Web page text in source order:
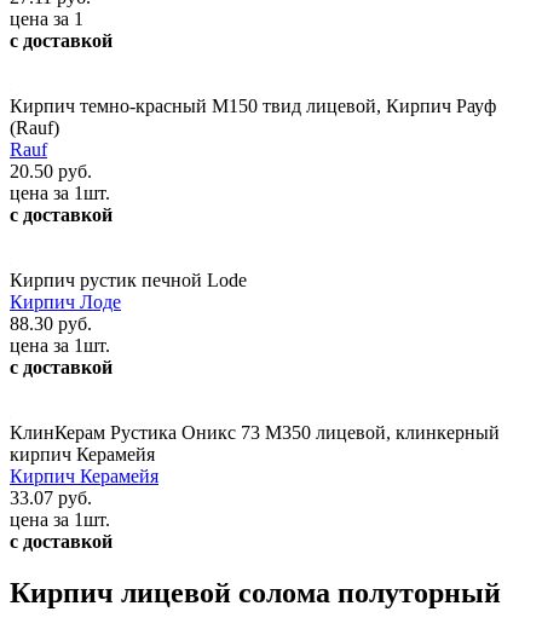
цена за 1
с доставкой
Кирпич темно-красный М150 твид лицевой, Кирпич Рауф
(Rauf)
Rauf
20.50 руб.
цена за 1шт.
с доставкой
Кирпич рустик печной Lode
Кирпич Лоде
88.30 руб.
цена за 1шт.
с доставкой
КлинКерам Рустика Оникс 73 М350 лицевой, клинкерный
кирпич Керамейя
Кирпич Керамейя
33.07 руб.
цена за 1шт.
с доставкой
Кирпич лицевой солома полуторный